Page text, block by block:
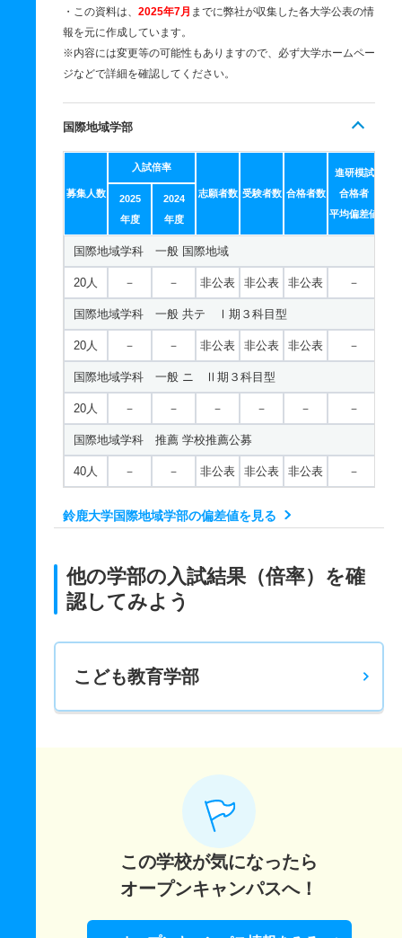
・この資料は、 2025年7月 までに弊社が収集した各大学公表の情
報を元に作成しています。
※内容には変更等の可能性もありますので、必ず大学ホームペー
ジなどで詳細を確認してください。
国際地域学部
募集人数
入試倍率
志願者数 受験者数 合格者数
進研模試
合格者
平均偏差値
2025
年度
2024
年度
国際地域学科 一般 国際地域
20人 － － 非公表 非公表 非公表 －
国際地域学科 一般 共テ Ⅰ期３科目型
20人 － － 非公表 非公表 非公表 －
国際地域学科 一般 ニ Ⅱ期３科目型
20人 － － － － － －
国際地域学科 推薦 学校推薦公募
40人 － － 非公表 非公表 非公表 －
鈴鹿大学国際地域学部の偏差値を見る
他の学部の入試結果（倍率）を確
認してみよう
こども教育学部
この学校が気になったら
オープンキャンパスへ！